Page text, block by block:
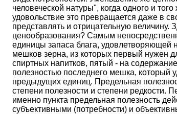
человеческой натуры", когда одного и
удовольствие это превращается даже в
представлять и отрицательную
ценообразования? Самым
единицы запаса блага, удовлетворяющей
мешков зерна, из которых первый нужен
спиртных напитков, пятый - на
полезностью последнего мешка, который
предыдущих единиц. Предельная
степени полезности и степени редкости.
именно пункта предельная полезность
субъективными (потребности) и